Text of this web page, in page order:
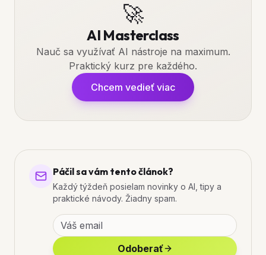
🚀
AI Masterclass
Nauč sa využívať AI nástroje na maximum.
Praktický kurz pre každého.
Chcem vedieť viac
Páčil sa vám tento článok?
Každý týždeň posielam novinky o AI, tipy a
praktické návody. Žiadny spam.
Odoberať